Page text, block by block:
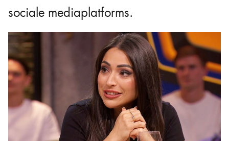
sociale mediaplatforms.